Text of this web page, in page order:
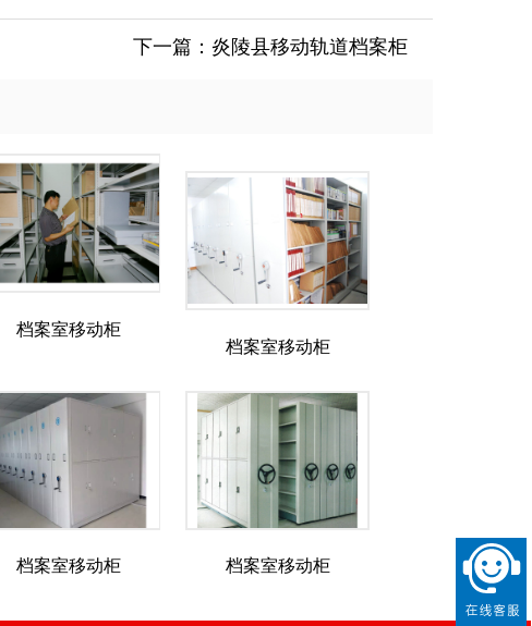
下一篇： 炎陵县移动轨道档案柜
档案室移动柜
档案室移动柜
档案室移动柜 档案室移动柜